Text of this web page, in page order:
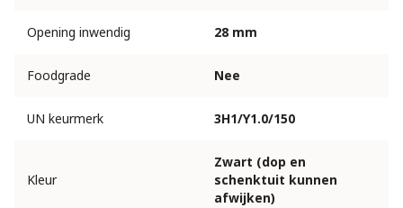
Opening inwendig 28 mm
Foodgrade Nee
UN keurmerk 3H1/Y1.0/150
Kleur
Zwart (dop en
schenktuit kunnen
afwijken)